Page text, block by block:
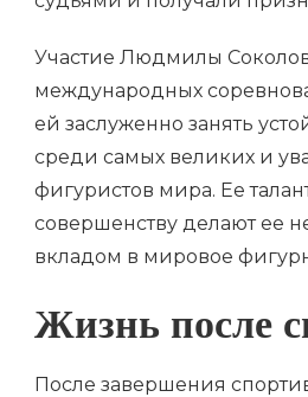
Участие Людмилы
международных
ей заслуженно занять
среди самых великих и
фигуристов мира. Ее
совершенству делают ее
вкладом в мировое
Жизнь после
После завершения